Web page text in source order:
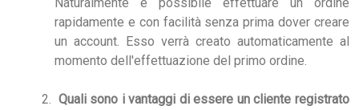
rapidamente e con facilità senza prima dover creare
un account. Esso verrà creato automaticamente al
momento dell'effettuazione del primo ordine.
Quali sono i vantaggi di essere un cliente registrato